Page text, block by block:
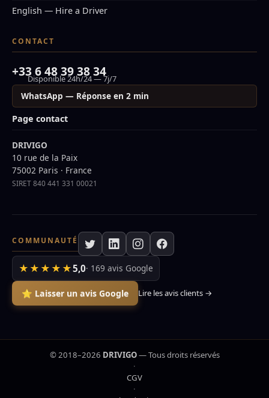
English — Hire a Driver
CONTACT
+33 6 48 39 38 34
Disponible 24h/24 — 7j/7
WhatsApp — Réponse en 2 min
Page contact
DRIVIGO
10 rue de la Paix
75002 Paris · France
SIRET 840 441 331 00021
COMMUNAUTÉ
★★★★★5,0· 169 avis Google
⭐ Laisser un avis Google Lire les avis clients →
© 2018–2026 DRIVIGO— Tous droits réservés
·
CGV
·